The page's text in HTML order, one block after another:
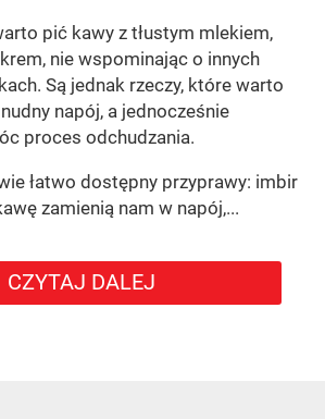
pić kawy z tłustym mlekiem,
nie wspominając o innych
Są jednak rzeczy, które warto
napój, a jednocześnie
proces odchudzania.
łatwo dostępny przyprawy: imbir
zamienią nam w napój,...
CZYTAJ DALEJ